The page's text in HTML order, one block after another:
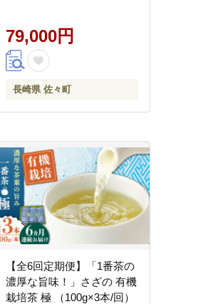
79,000円
長崎県 佐々町
【全6回定期便】「1番茶の
濃厚な旨味！」さざの 有機
栽培茶 極 （100g×3本/回）